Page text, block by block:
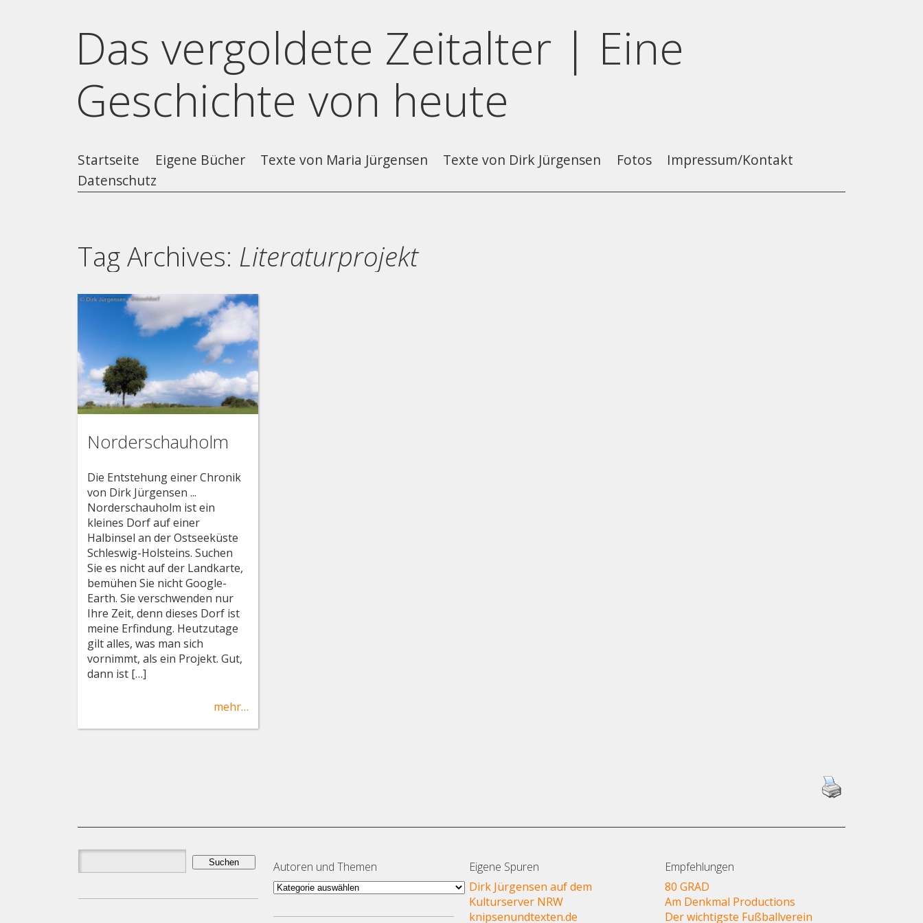
Das vergoldete Zeitalter | Eine
Geschichte von heute
Startseite Eigene Bücher Texte von Maria Jürgensen Texte von Dirk Jürgensen Fotos
Impressum/Kontakt
Datenschutz
Tag Archives: Literaturprojekt
Norderschauholm
Die Entstehung einer Chronik
von Dirk Jürgensen ...
Norderschauholm ist ein
kleines Dorf auf einer
Halbinsel an der Ostseeküste
Schleswig-Holsteins. Suchen
Sie es nicht auf der Landkarte,
bemühen Sie nicht Google-
Earth. Sie verschwenden nur
Ihre Zeit, denn dieses Dorf ist
meine Erfindung. Heutzutage
gilt alles, was man sich
vornimmt, als ein Projekt. Gut,
dann ist […]
mehr…
Suchen
nach:
Autoren und Themen
Autoren
Themen
Eigene Spuren
Dirk Jürgensen auf dem
Kulturserver NRW
knipsenundtexten.de
Empfehlungen
80 GRAD
Am Denkmal Productions
Der wichtigste Fußballverein